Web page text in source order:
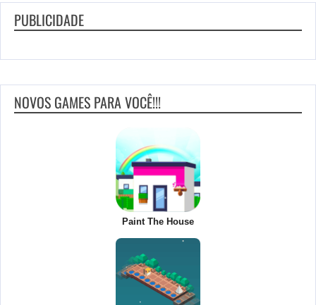
PUBLICIDADE
NOVOS GAMES PARA VOCÊ!!!
Paint The House